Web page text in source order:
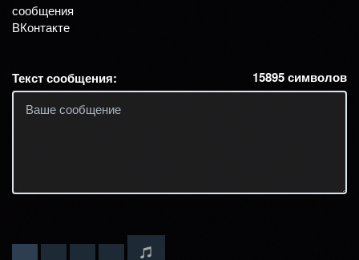
Текст сообщения: 15895символов